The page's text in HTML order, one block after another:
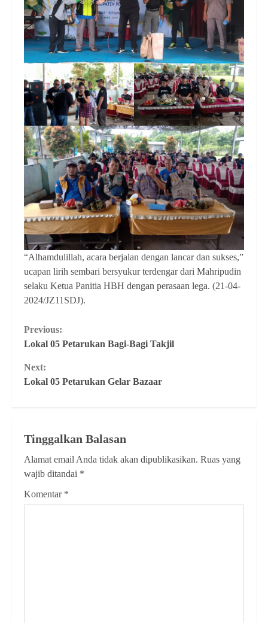
“Alhamdulillah, acara berjalan dengan lancar dan sukses,”
ucapan lirih sembari bersyukur terdengar dari Mahripudin
selaku Ketua Panitia HBH dengan perasaan lega. (21-04-
2024/JZ11SDJ).
Continue
Previous:
Lokal 05 Petarukan Bagi-Bagi Takjil
Next:
Lokal 05 Petarukan Gelar Bazaar
Tinggalkan Balasan
Alamat email Anda tidak akan dipublikasikan. Ruas yang
wajib ditandai *
Komentar *